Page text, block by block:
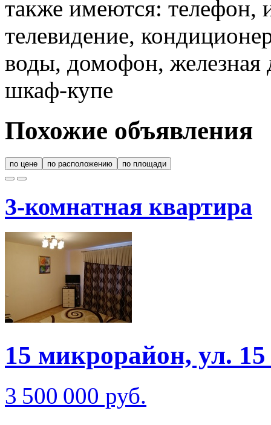
также имеются: телефон,
телевидение,
воды, домофон, железная
шкаф-купе
Похожие объявления
по цене по расположению по площади
3-комнатная квартира
15 микрорайон, ул.
3 500 000 руб.